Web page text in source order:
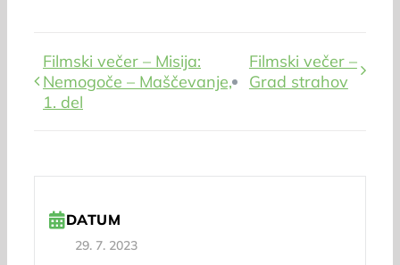
Filmski večer – Misija:
Nemogoče – Maščevanje,
1. del
Filmski večer –
Grad strahov
DATUM
29. 7. 2023